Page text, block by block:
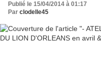
Publié le 15/04/2014 à 01:17
Par clodelle45